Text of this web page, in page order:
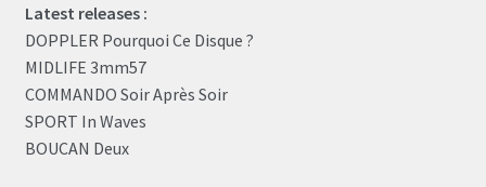
Latest releases :
DOPPLER Pourquoi Ce Disque ?
MIDLIFE 3mm57
COMMANDO Soir Après Soir
SPORT In Waves
BOUCAN Deux